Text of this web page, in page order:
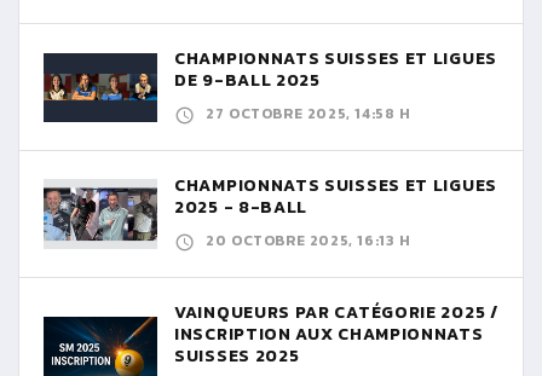
CHAMPIONNATS SUISSES ET LIGUES
DE 9-BALL 2025
27 OCTOBRE 2025, 14:58 H
CHAMPIONNATS SUISSES ET LIGUES
2025 - 8-BALL
20 OCTOBRE 2025, 16:13 H
VAINQUEURS PAR CATÉGORIE 2025 /
INSCRIPTION AUX CHAMPIONNATS
SUISSES 2025